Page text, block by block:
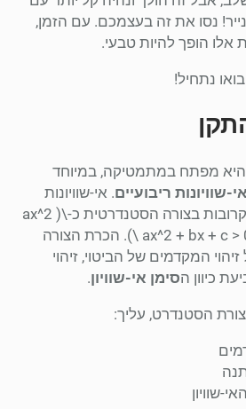
נסו את זה בעצמכם. עם הזמן,
אלו הופך להיות טבעי.
נתחיל!
היא מפתח במתמטיקה, במיוחד
אי-שוויונות ריבועיים. אי-שוויונות
אלה מופיעים לעיתים קרובות בצורה הסטנדרטית כ-\( ax^2
+ bx + c < 0 \) ?? \( ax^2 + bx + c > 0 \). הכרת הצורה
המקדמים של הביטוי, זיהוי
כיוון הסימן אי-שוויון.
צורת הסטנדרט, עליך:
שוויון